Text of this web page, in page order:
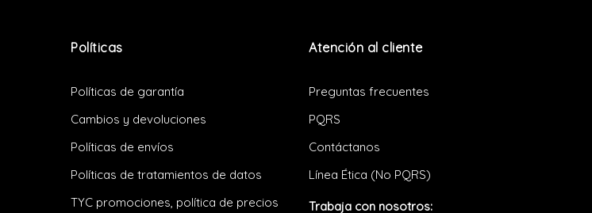
Políticas
Políticas de garantía
Cambios y devoluciones
Políticas de envíos
Políticas de tratamientos de datos
TYC promociones, política de precios
Atención al cliente
Preguntas frecuentes
PQRS
Contáctanos
Línea Ética (No PQRS)
Trabaja con nosotros: